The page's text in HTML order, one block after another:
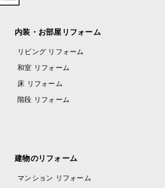
内装・お部屋リフォーム
リビング リフォーム
和室 リフォーム
床 リフォーム
階段 リフォーム
建物のリフォーム
マンション リフォーム